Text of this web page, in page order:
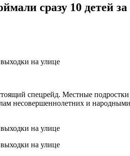
сразу 10 детей
спецрейд. Местные
несовершеннолетних и